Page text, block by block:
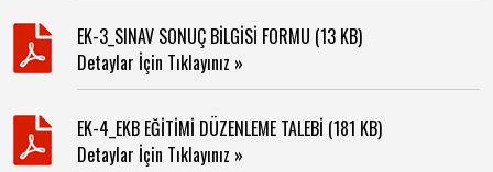
EK-3_SINAV SONUÇ BİLGİSİ FORMU (13 KB)
Detaylar İçin Tıklayınız »
EK-4_EKB EĞİTİMİ DÜZENLEME TALEBİ (181 KB)
Detaylar İçin Tıklayınız »